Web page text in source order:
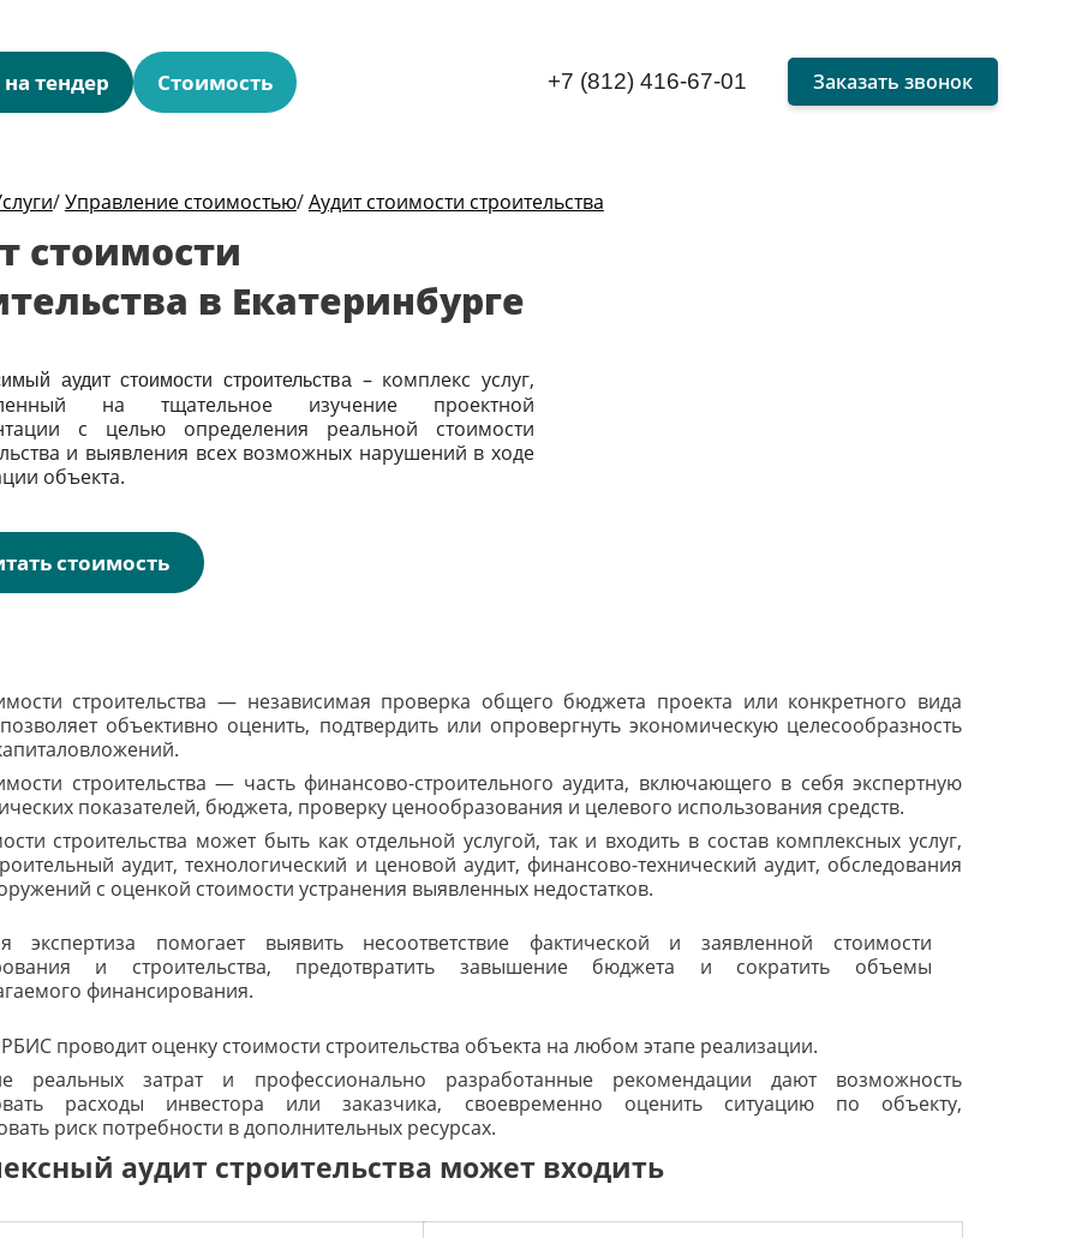
тендер Стоимость +7 (812) 416-67-01 Заказать звонок
/Управление стоимостью/Аудит стоимости строительства
стоимости
в Екатеринбурге
аудит стоимости строительства– комплекс услуг,
на тщательное изучение проектной
с целью определения реальной стоимости
и выявления всех возможных нарушений в ходе
объекта.
стоимость
строительства — независимая проверка общего бюджета проекта или конкретного вида
объективно оценить, подтвердить или опровергнуть экономическую целесообразность
строительства — часть финансово-строительного аудита, включающего в себя экспертную
показателей, бюджета, проверку ценообразования и целевого использования средств.
строительства может быть как отдельной услугой, так и входить в состав комплексных услуг,
аудит, технологический и ценовой аудит, финансово-технический аудит, обследования
с оценкой стоимости устранения выявленных недостатков.
экспертиза помогает выявить несоответствие фактической и заявленной стоимости
и строительства, предотвратить завышение бюджета и сократить объемы
финансирования.
проводит оценку стоимости строительства объекта на любом этапе реализации.
реальных затрат и профессионально разработанные рекомендации дают возможность
расходы инвестора или заказчика, своевременно оценить ситуацию по объекту,
риск потребности в дополнительных ресурсах.
аудит строительства может входить